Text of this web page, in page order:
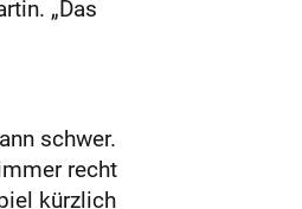
„Das
schwer.
recht
kürzlich